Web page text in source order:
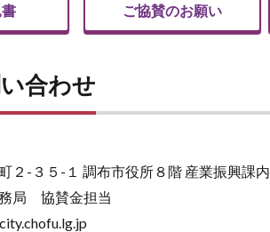
ご協賛のお願い
合わせ
２-３５-１ 調布市役所８階 産業振興課内
局 協賛金担当